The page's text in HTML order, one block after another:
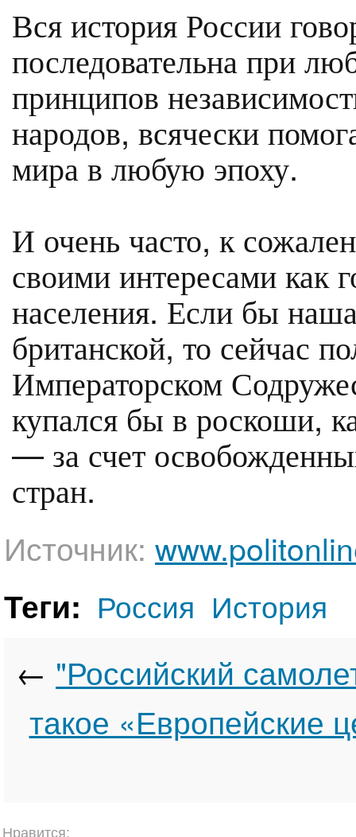
Вся история России
последовательна при
принципов
народов, всячески
мира в любую эпоху.
И очень часто, к
своими интересами как
населения. Если бы
британской, то сейчас
Императорском
купался бы в роскоши,
— за счет
стран.
Источник:
Теги: Россия История
← "Российский
такое «Европейские
Нравится: